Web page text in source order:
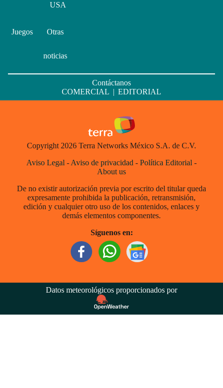
USA
Juegos Otras
noticias
Contáctanos
COMERCIAL | EDITORIAL
Copyright 2026 Terra Networks México S.A. de C.V.
Aviso Legal - Aviso de privacidad - Política Editorial -
About us
De no existir autorización previa por escrito del titular queda
expresamente prohibida la publicación, retransmisión,
edición y cualquier otro uso de los contenidos, enlaces y
demás elementos componentes.
Síguenos en:
Datos meteorológicos proporcionados por